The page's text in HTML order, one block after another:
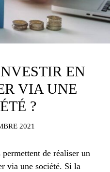
EN
VIA UNE
?
2021
de réaliser un
via une société. Si la